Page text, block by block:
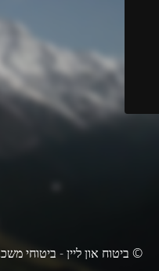
© ביטוח און ליין - ביטוחי